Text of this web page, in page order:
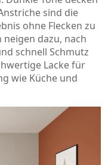
sind die
ohne Flecken zu
dazu, nach
schnell Schmutz
Lacke für
wie Küche und